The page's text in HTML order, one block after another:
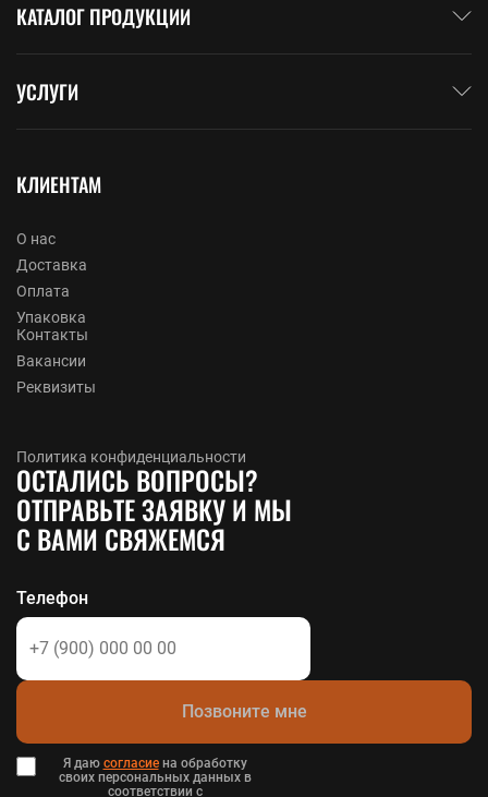
КАТАЛОГ ПРОДУКЦИИ
УСЛУГИ
КЛИЕНТАМ
О нас
Доставка
Оплата
Упаковка
Контакты
Вакансии
Реквизиты
Политика конфиденциальности
ОСТАЛИСЬ ВОПРОСЫ?
ОТПРАВЬТЕ ЗАЯВКУ И МЫ
С ВАМИ СВЯЖЕМСЯ
Телефон
Позвоните мне
Я даю согласиена обработку
своих персональных данных в
соответствии с